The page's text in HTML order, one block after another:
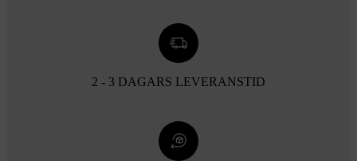
2 - 3 DAGARS LEVERANSTID